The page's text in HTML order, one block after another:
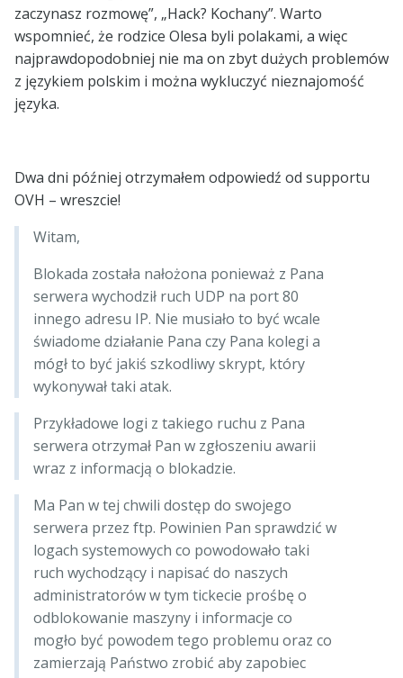
zaczynasz rozmowę”, „Hack? Kochany”. Warto
wspomnieć, że rodzice Olesa byli polakami, a więc
najprawdopodobniej nie ma on zbyt dużych problemów
z językiem polskim i można wykluczyć nieznajomość
języka.
Dwa dni później otrzymałem odpowiedź od supportu
OVH – wreszcie!
Witam,
Blokada została nałożona ponieważ z Pana
serwera wychodził ruch UDP na port 80
innego adresu IP. Nie musiało to być wcale
świadome działanie Pana czy Pana kolegi a
mógł to być jakiś szkodliwy skrypt, który
wykonywał taki atak.
Przykładowe logi z takiego ruchu z Pana
serwera otrzymał Pan w zgłoszeniu awarii
wraz z informacją o blokadzie.
Ma Pan w tej chwili dostęp do swojego
serwera przez ftp. Powinien Pan sprawdzić w
logach systemowych co powodowało taki
ruch wychodzący i napisać do naszych
administratorów w tym tickecie prośbę o
odblokowanie maszyny i informacje co
mogło być powodem tego problemu oraz co
zamierzają Państwo zrobić aby zapobiec